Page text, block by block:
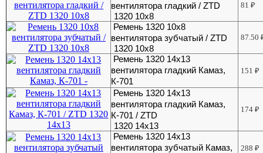
вентилятора гладкий / ZTD
1320 10х8
81₽
Ремень 1320 10х8
вентилятора зубчатый / ZTD
1320 10х8
87.50
Ремень 1320 14х13
вентилятора гладкий Камаз,
К-701
151₽
Ремень 1320 14х13
вентилятора гладкий Камаз,
К-701 / ZTD
1320 14х13
174₽
Ремень 1320 14х13
вентилятора зубчатый Камаз,
288₽